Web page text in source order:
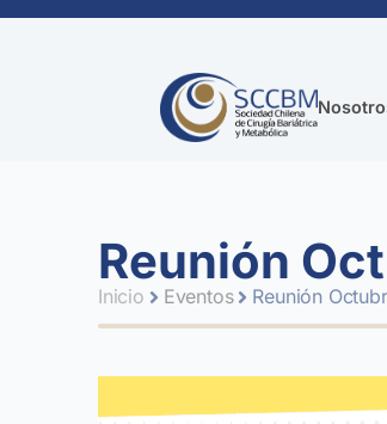
Reunión
Inicio Eventos Reunión